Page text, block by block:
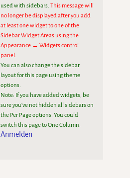
used with sidebars.This message will
no longer be displayed after you add
at least one widget to one of the
Sidebar Widget Areas using the
Appearance → Widgets control
panel.
You can also change the sidebar
layout for this page using theme
options.
Note: If you have added widgets, be
sure you've not hidden all sidebars on
the Per Page options. You could
switch this page to One Column.
Anmelden